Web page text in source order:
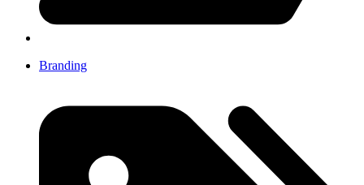
Branding